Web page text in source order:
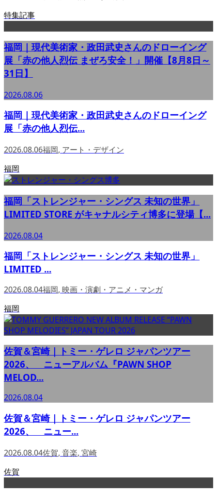
特集記事
福岡｜現代美術家・政田武史さんのドローイング
展「赤の他人烈伝 まぜろ安全！」開催【8月8日～
31日】
2026.08.06
福岡｜現代美術家・政田武史さんのドローイング
展「赤の他人烈伝...
2026.08.06福岡, アート・デザイン
福岡
福岡「ストレンジャー・シングス 未知の世界」
LIMITED STORE がキャナルシティ博多に登場【...
2026.08.04
福岡「ストレンジャー・シングス 未知の世界」
LIMITED ...
2026.08.04福岡, 映画・演劇・アニメ・マンガ
福岡
佐賀＆宮崎｜トミー・ゲレロ ジャパンツアー
2026、 ニューアルバム『PAWN SHOP
MELOD...
2026.08.04
佐賀＆宮崎｜トミー・ゲレロ ジャパンツアー
2026、 ニュー...
2026.08.04佐賀, 音楽, 宮崎
佐賀